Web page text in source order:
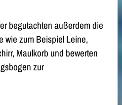
begutachten außerdem die
wie zum Beispiel Leine,
Maulkorb und bewerten
zur